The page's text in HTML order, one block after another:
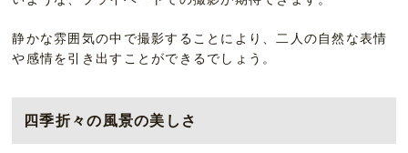
静かな雰囲気の中で撮影することにより、二人の自然な表情
や感情を引き出すことができるでしょう。
四季折々の風景の美しさ